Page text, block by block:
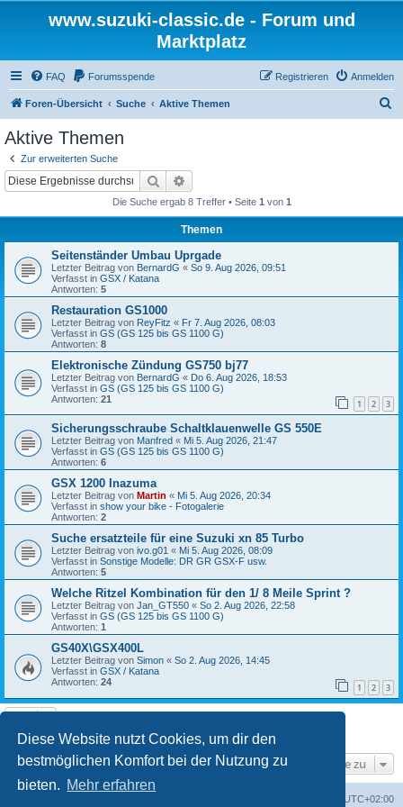
Diese Website nutzt Cookies, um dir den
bestmöglichen Komfort bei der Nutzung zu
bieten. Mehr erfahren
www.suzuki-classic.de - Forum und
Marktplatz
FAQ Forumsspende Anmelden
Registrieren
Foren-Übersicht Suche Aktive Themen
Aktive Themen
Zur erweiterten Suche
Suche
Die Suche ergab 8 Treffer • Seite 1 von 1
Themen
Seitenständer Umbau Uprgade
Letzter Beitrag von BernardG « So 9. Aug 2026, 09:51
Verfasst in GSX / Katana
Antworten: 5
Restauration GS1000
Letzter Beitrag von ReyFitz « Fr 7. Aug 2026, 08:03
Verfasst in GS (GS 125 bis GS 1100 G)
Antworten: 8
Elektronische Zündung GS750 bj77
Letzter Beitrag von BernardG « Do 6. Aug 2026, 18:53
Verfasst in GS (GS 125 bis GS 1100 G)
Antworten: 21 1 2 3
Sicherungsschraube Schaltklauenwelle GS 550E
Letzter Beitrag von Manfred « Mi 5. Aug 2026, 21:47
Verfasst in GS (GS 125 bis GS 1100 G)
Antworten: 6
GSX 1200 Inazuma
Letzter Beitrag von Martin « Mi 5. Aug 2026, 20:34
Verfasst in show your bike - Fotogalerie
Antworten: 2
Suche ersatzteile für eine Suzuki xn 85 Turbo
Letzter Beitrag von ivo.g01 « Mi 5. Aug 2026, 08:09
Verfasst in Sonstige Modelle: DR GR GSX-F usw.
Antworten: 5
Welche Ritzel Kombination für den 1/ 8 Meile Sprint ?
Letzter Beitrag von Jan_GT550 « So 2. Aug 2026, 22:58
Verfasst in GS (GS 125 bis GS 1100 G)
Antworten: 1
GS40X\GSX400L
Letzter Beitrag von Simon « So 2. Aug 2026, 14:45
Verfasst in GSX / Katana
Antworten: 24 1 2 3
Die Suche ergab 8 Treffer • Seite1von
Gehe zu
UTC+02:00